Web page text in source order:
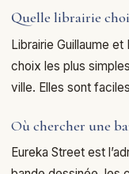
Quelle librairie
Librairie Guillaume
choix les plus
ville. Elles sont
Où chercher une
Eureka Street est